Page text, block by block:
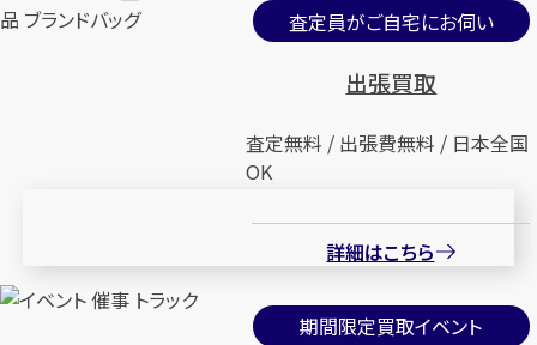
査定員がご自宅にお伺い
出張買取
査定無料 / 出張費無料 / 日本全国
OK
詳細はこちら
期間限定買取イベント